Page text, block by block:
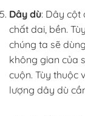
Dây dù: Dây cột
chất dai, bền.
chúng ta sẽ
không gian của
cuộn. Tùy thuộc
lượng dây dù